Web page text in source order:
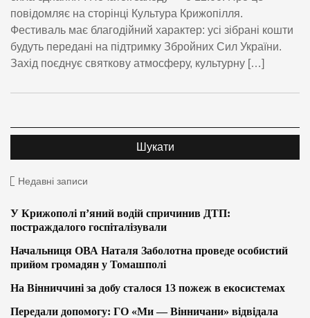
повідомляє на сторінці Культура Крижопілля.
Фестиваль має благодійний характер: усі зібрані кошти
будуть передані на підтримку Збройних Сил України.
Захід поєднує святкову атмосферу, культурну […]
Недавні записи
У Крижополі п’яний водій спричинив ДТП:
постраждалого госпіталізували
Начальниця ОВА Наталя Заболотна проведе особистий
прийом громадян у Томашполі
На Вінниччині за добу сталося 13 пожеж в екосистемах
Передали допомогу: ГО «Ми — Вінничани» відвідала